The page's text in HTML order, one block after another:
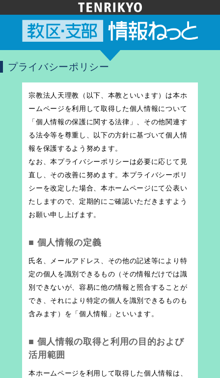
プライバシーポリシー
宗教法人天理教（以下、本教といいます）は本ホ
ームページを利用して取得した個人情報について
「個人情報の保護に関する法律」、その他関連す
る法令等を尊重し、以下の方針に基づいて個人情
報を保護するよう努めます。
なお、本プライバシーポリシーは必要に応じて見
直し、その改善に努めます。本プライバシーポリ
シーを改定した場合、本ホームページにて公表い
たしますので、定期的にご確認いただきますよう
お願い申し上げます。
■ 個人情報の定義
氏名、メールアドレス、その他の記述等により特
定の個人を識別できるもの（その情報だけでは識
別できないが、容易に他の情報と照合することが
でき、それにより特定の個人を識別できるものも
含みます）を「個人情報」といいます。
■ 個人情報の取得と利用の目的および
活用範囲
本ホームページを利用して取得した個人情報は、